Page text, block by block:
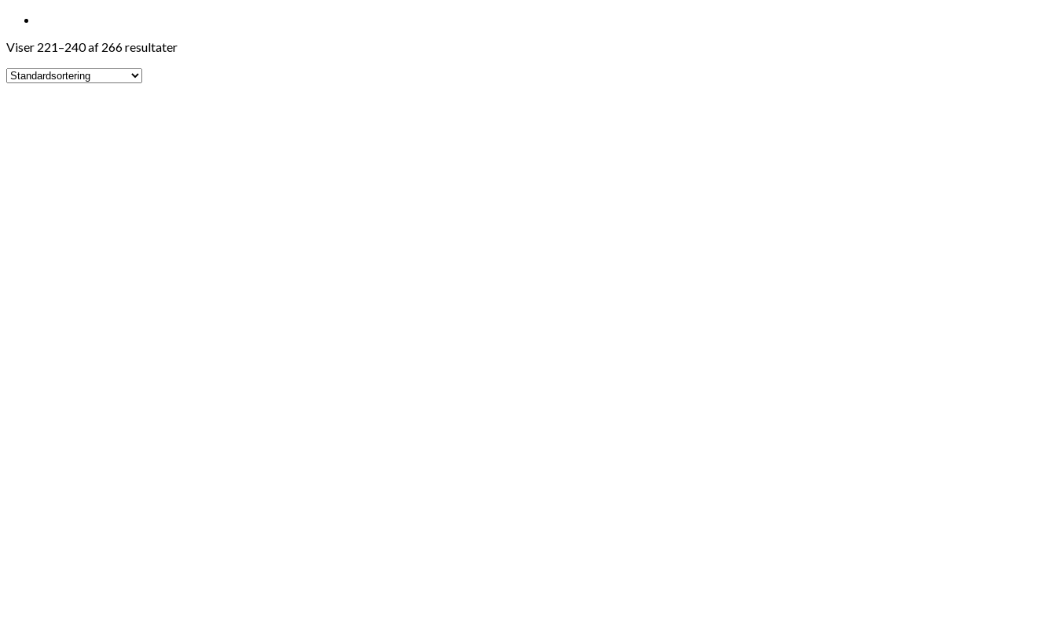
Viser 221–240 af 266 resultater